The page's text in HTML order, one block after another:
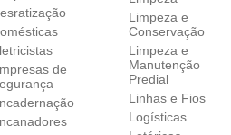
de
Limpeza e
Conservação
Limpeza e
Manutenção
Predial
Linhas e Fios
Logísticas